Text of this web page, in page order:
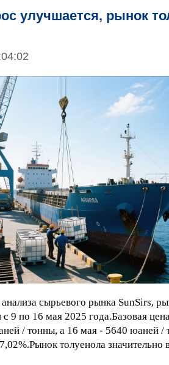
улучшается, рынок
сырьевого рынка SunSirs,
с 9 по 16 мая 2025 года.Базовая
/ тонны, а 16 мая - 5640 юаней /
толуенола значительно